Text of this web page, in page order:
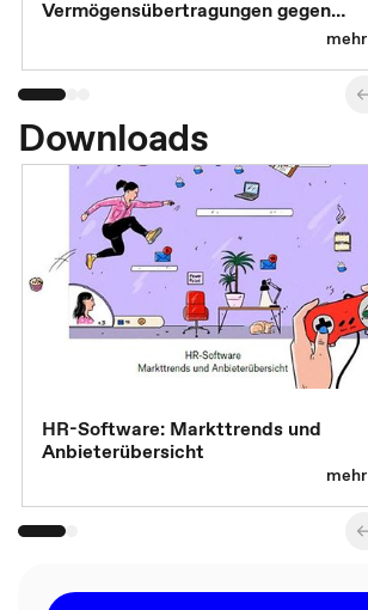
Vermögensübertragungen gegen
mehr
Downloads
HR-Software: Markttrends und
Anbieterübersicht
mehr